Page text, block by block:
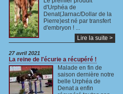
d'Urphéa de
Denat(Jarnac/Dollar de la
Pierre)est né par transfert
d'embryon ! ...
Lire la suite >
27 avril 2021
La reine de l'écurie a récupéré !
Malade en fin de
saison dernière notre
belle Urphéa de
Denat a enfin